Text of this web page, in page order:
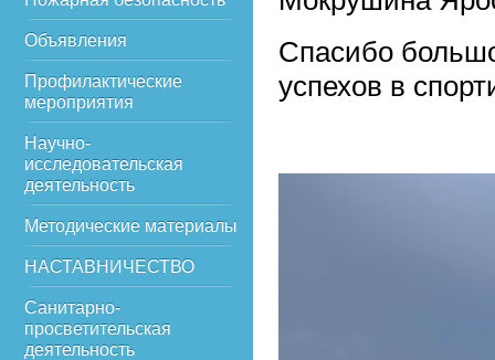
Объявления
Профилактические
мероприятия
Научно-
исследовательская
деятельность
Методические материалы
НАСТАВНИЧЕСТВО
Санитарно-
просветительская
деятельность
Спасибо
успехов в